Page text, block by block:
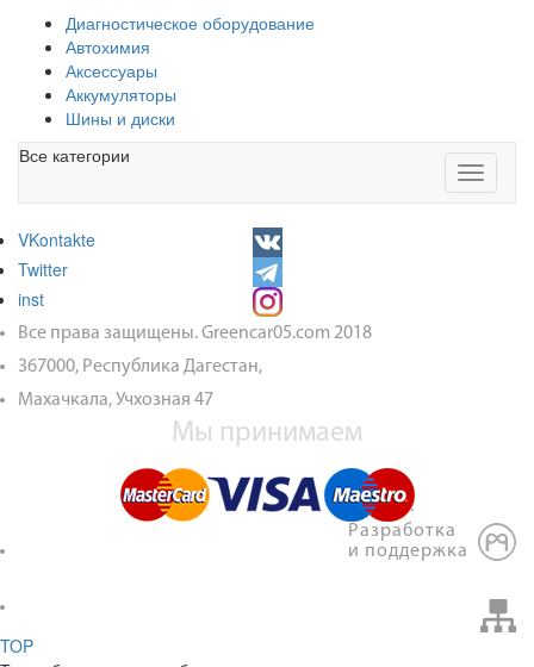
Диагностическое оборудование
Автохимия
Аксессуары
Аккумуляторы
Шины и диски
Toggle
Все категории
VKontakte
Twitter
inst
Все права защищены. Greencar05.com 2018
367000, Республика Дагестан,
Махачкала, Учхозная 47
Мы принимаем
Разработка
и поддержка
TOP